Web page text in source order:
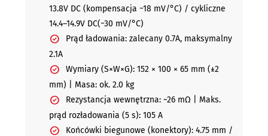
13.8V DC (kompensacja −18 mV/°C) / cykliczne
14.4–14.9V DC(−30 mV/°C)
Prąd ładowania: zalecany 0.7A, maksymalny
2.1A
Wymiary (S×W×G): 152 × 100 × 65 mm (±2
mm) | Masa: ok. 2.0 kg
Rezystancja wewnętrzna: ~26 mΩ | Maks.
prąd rozładowania (5 s): 105 A
Końcówki biegunowe (konektory): 4.75 mm /